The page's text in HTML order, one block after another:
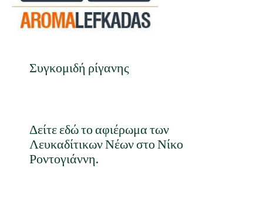
Συγκομιδή ρίγανης
Δείτε εδώ το αφιέρωμα των
Λευκαδίτικων Νέων στο Νίκο
Ροντογιάννη.